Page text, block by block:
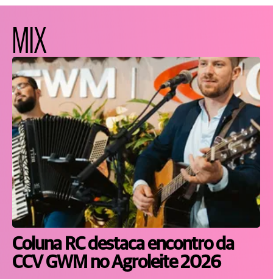
MIX
Coluna RC destaca encontro da
CCV GWM no Agroleite 2026